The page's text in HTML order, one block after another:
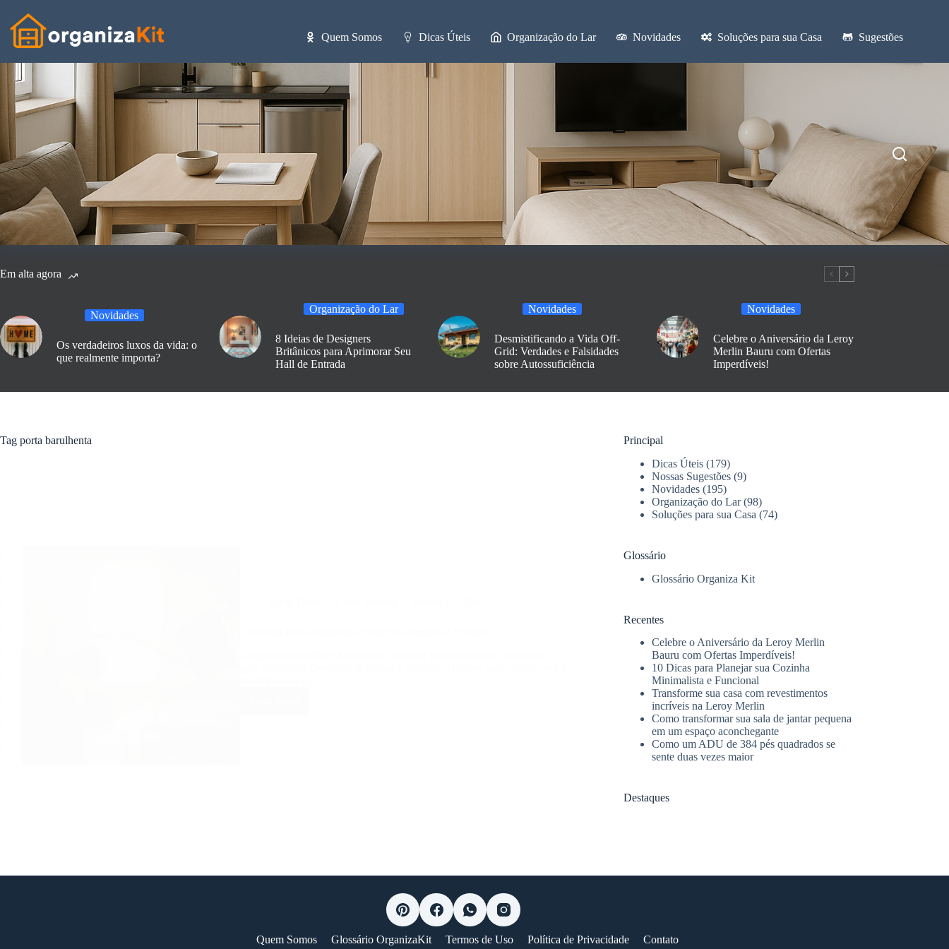
conteúdo
Quem Somos Dicas Úteis Organização do Lar Novidades Soluções para sua Casa Sugestões
Em alta agora
Novidades
Os verdadeiros luxos da vida: o
que realmente importa?
Organização do Lar
8 Ideias de Designers
Britânicos para Aprimorar Seu
Hall de Entrada
Novidades
Desmistificando a Vida Off-
Grid: Verdades e Falsidades
sobre Autossuficiência
Novidades
Celebre o Aniversário da Leroy
Merlin Bauru com Ofertas
Imperdíveis!
Tag porta barulhenta
Principal
Dicas Úteis (179)
Nossas Sugestões (9)
Novidades (195)
Organização do Lar(98)
Soluções para sua Casa (74)
Glossário
Glossário Organiza Kit
Recentes
Celebre o Aniversário da Leroy Merlin
Bauru com Ofertas Imperdíveis!
10 Dicas para Planejar sua Cozinha
Minimalista e Funcional
Transforme sua casa com revestimentos
incríveis na Leroy Merlin
Como transformar sua sala de jantar pequena
em um espaço aconchegante
Como um ADU de 384 pés quadrados se
sente duas vezes maior
Destaques
Quem Somos Glossário OrganizaKit Termos de Uso Política de Privacidade Contato